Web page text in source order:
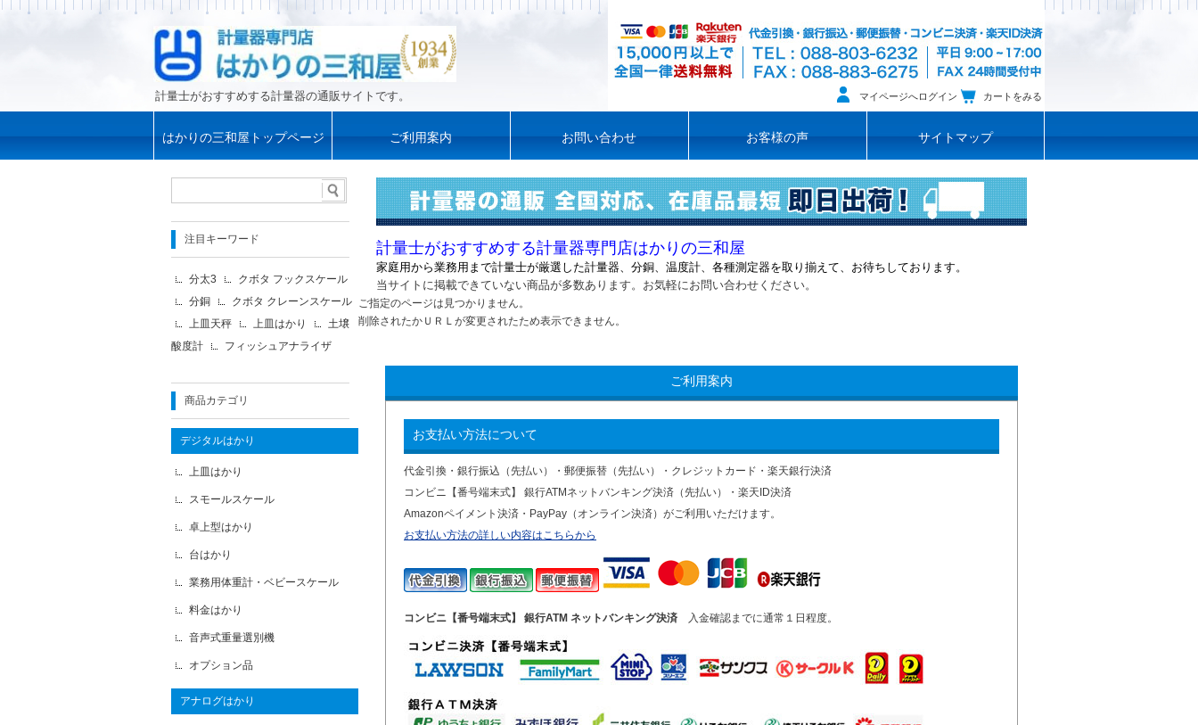
計量士がおすすめする計量器の通販サイトです。 マイページへログイン カートをみる
はかりの三和屋トップページ ご利用案内 お問い合わせ お客様の声 サイトマップ
計量士がおすすめする計量器専門店はかりの三和屋
家庭用から業務用まで計量士が厳選した計量器、 分銅、温度計、各種測定器を取り揃えて、お待ちしております。
当サイトに掲載できていない商品が多数あります。お気軽にお問い合わせください。
ご指定のページは見つかりません。
削除されたかＵＲＬが変更されたため表示できません。
ご利用案内
お支払い方法について
代金引換・銀行振込（先払い）・郵便振替（先払い）・クレジットカード・楽天銀行決済
コンビニ【番号端末式】 銀行ATMネットバンキング決済（先払い）・楽天ID決済
Amazonペイメント決済・PayPay（オンライン決済）がご利用いただけます。
お支払い方法の詳しい内容はこちらから
コンビニ【番号端末式】 銀行ATM ネットバンキング決済 入金確認までに通常１日程度。
注目キーワード
分太3
クボタ フックスケール
分銅
クボタ クレーンスケール
上皿天秤
上皿はかり
土壌
酸度計
フィッシュアナライザ
商品カテゴリ
デジタルはかり
上皿はかり
スモールスケール
卓上型はかり
台はかり
業務用体重計・ベビースケール
料金はかり
音声式重量選別機
オプション品
アナログはかり